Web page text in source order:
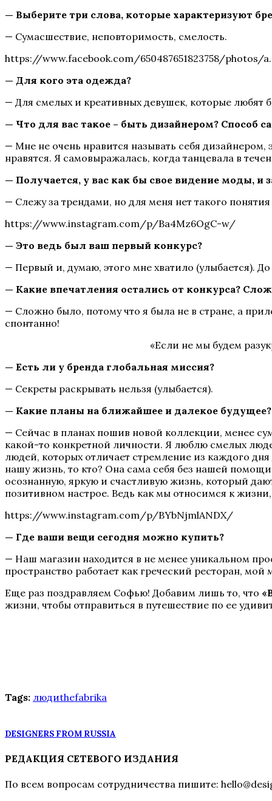
— Выберите три слова, которые характеризуют
— Сумасшествие, неповторимость, смелость.
https://www.facebook.com/650487651823758/photos/
— Для кого эта одежда?
— Для смелых и креативных девушек, которые любят
— Что для вас такое – быть дизайнером? Способ
— Мне не очень нравится называть себя
нравятся. Я самовыражалась, когда танцевала в
— Получается, у вас как бы свое видение моды, и
— Слежу за трендами, но для меня нет такого
https://www.instagram.com/p/Ba4Mz6OgC-w/
— Это ведь был ваш первый конкурс?
— Первый и, думаю, этого мне хватило (улыбается).
— Какие впечатления остались от конкурса?
— Сложно было, потому что я была не в стране, а
спонтанно!
«Если не мы будем
— Есть ли у бренда глобальная миссия?
— Секреты раскрывать нельзя (улыбается).
— Какие планы на ближайшее и далекое будущее?
— Сейчас в планах пошив новой коллекции, менее
какой-то конкретной личности. Я люблю смелых
людей, которых отличает стремление из каждого
нашу жизнь, то кто? Она сама себя без нашей
осознанную, яркую и счастливую жизнь, который
позитивном настрое. Ведь как мы относимся к
https://www.instagram.com/p/BYbNjmlANDX/
— Где ваши вещи сегодня можно купить?
— Наш магазин находится в не менее уникальном
пространство работает как греческий ресторан,
Еще раз поздравляем Софью! Добавим лишь то, что
жизни, чтобы отправиться в путешествие по ее
Tags: людиthefabrika
DESIGNERS FROM RUSSIA
РЕДАКЦИЯ СЕТЕВОГО ИЗДАНИЯ
По всем вопросам сотрудничества пишите: